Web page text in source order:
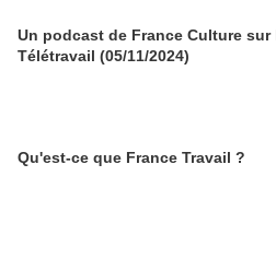
Un podcast de France Culture sur
Télétravail (05/11/2024)
Qu'est-ce que France Travail ?